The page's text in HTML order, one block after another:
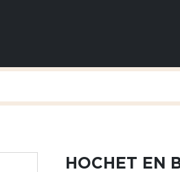
HOCHET EN